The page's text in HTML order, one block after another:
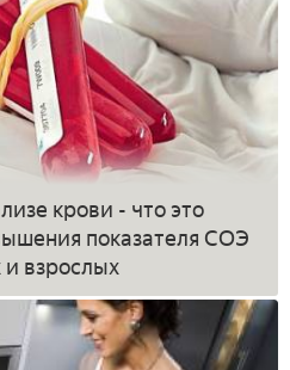
крови - что это
показателя СОЭ
взрослых